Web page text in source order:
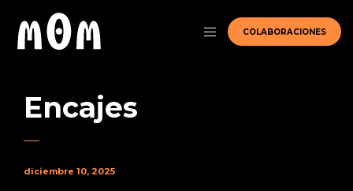
COLABORACIONES
Encajes
diciembre 10, 2025